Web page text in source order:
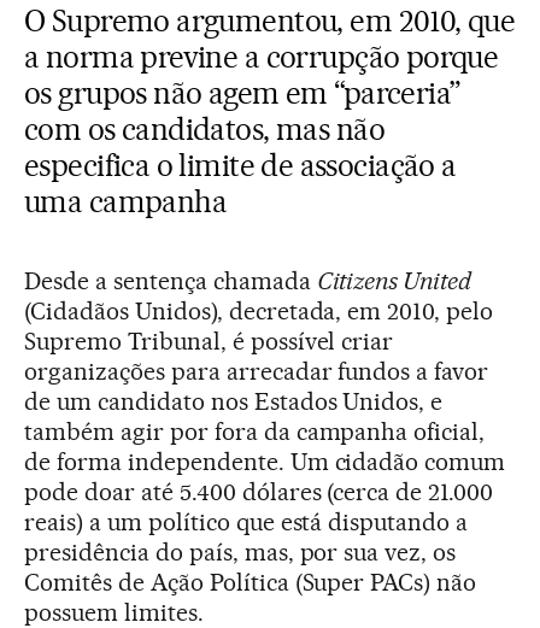
O Supremo argumentou, em 2010, que
a norma previne a corrupção porque
os grupos não agem em “parceria”
com os candidatos, mas não
especifica o limite de associação a
uma campanha
Desde a sentença chamada Citizens United
(Cidadãos Unidos), decretada, em 2010, pelo
Supremo Tribunal, é possível criar
organizações para arrecadar fundos a favor
de um candidato nos Estados Unidos, e
também agir por fora da campanha oficial,
de forma independente. Um cidadão comum
pode doar até 5.400 dólares (cerca de 21.000
reais) a um político que está disputando a
presidência do país, mas, por sua vez, os
Comitês de Ação Política (Super PACs) não
possuem limites.